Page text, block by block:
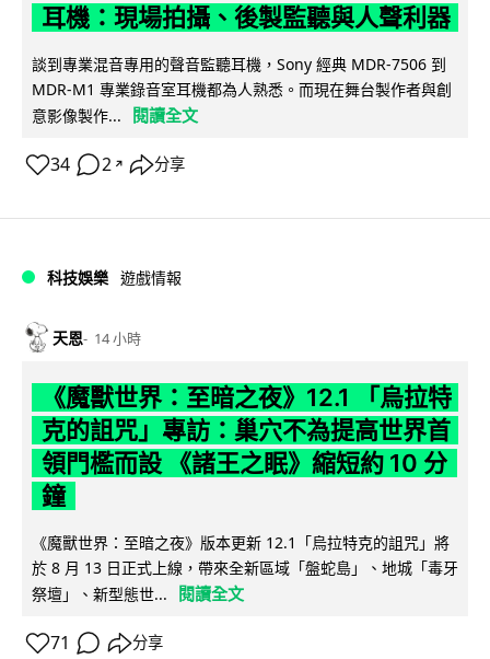
耳機：現場拍攝、後製監聽與人聲利器
談到專業混音專用的聲音監聽耳機，Sony 經典 MDR-7506 到
MDR-M1 專業錄音室耳機都為人熟悉。而現在舞台製作者與創
意影像製作...
閱讀全文
34 2 ↗ 分享
科技娛樂 遊戲情報
天恩 14 小時
《魔獸世界：至暗之夜》12.1 「烏拉特
克的詛咒」專訪：巢穴不為提高世界首
領門檻而設 《諸王之眠》縮短約 10 分
鐘
《魔獸世界：至暗之夜》版本更新 12.1「烏拉特克的詛咒」將
於 8 月 13 日正式上線，帶來全新區域「盤蛇島」、地城「毒牙
祭壇」、新型態世...
閱讀全文
71 分享